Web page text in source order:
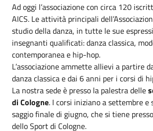
Ad oggi l’associazione con circa 120
AICS. Le attività principali
studio della danza, in tutte le sue
insegnanti qualificati: danza classica,
contemporanea e hip-hop.
L’associazione ammette allievi a partire
danza classica e dai 6 anni per i corsi di
La nostra sede è presso la palestra delle
di Cologne. I corsi iniziano a settembre e
saggio finale di giugno, che si tiene
dello Sport di Cologne.